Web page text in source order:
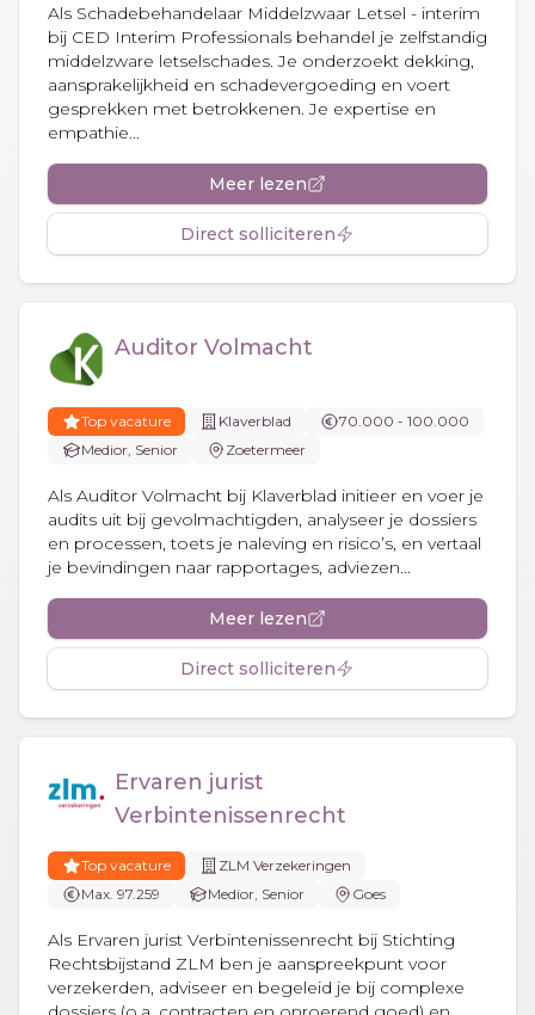
Als Schadebehandelaar Middelzwaar Letsel - interim
bij CED Interim Professionals behandel je zelfstandig
middelzware letselschades. Je onderzoekt dekking,
aansprakelijkheid en schadevergoeding en voert
gesprekken met betrokkenen. Je expertise en
empathie...
Meer lezen
Direct solliciteren
Auditor Volmacht
Top vacature Klaverblad
70.000 - 100.000
Medior, Senior
Zoetermeer
Als Auditor Volmacht bij Klaverblad initieer en voer je
audits uit bij gevolmachtigden, analyseer je dossiers
en processen, toets je naleving en risico’s, en vertaal
je bevindingen naar rapportages, adviezen...
Meer lezen
Direct solliciteren
Ervaren jurist
Verbintenissenrecht
Top vacature
ZLM Verzekeringen
Max. 97.259
Medior, Senior Goes
Als Ervaren jurist Verbintenissenrecht bij Stichting
Rechtsbijstand ZLM ben je aanspreekpunt voor
verzekerden, adviseer en begeleid je bij complexe